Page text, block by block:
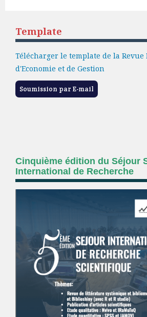
Template
Télécharger le template de la Revue
d'Economie et de Gestion
Soumission par E-mail
Cinquième édition du Séjour
International de Recherche